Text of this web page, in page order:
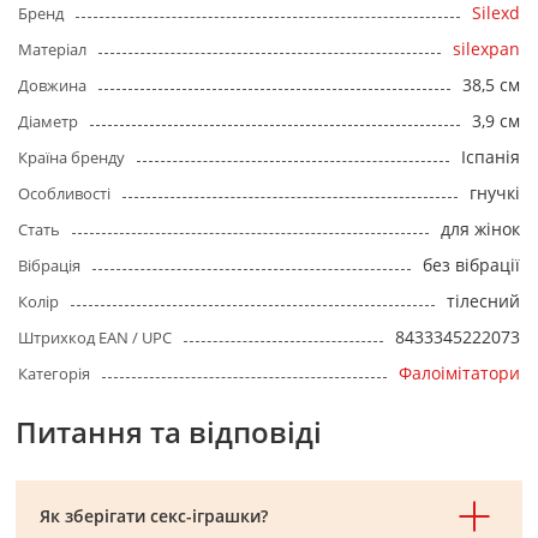
Бренд Silexd
Матеріал silexpan
Довжина 38,5 см
Діаметр 3,9 см
Країна бренду Іспанія
Особливості гнучкі
Стать для жінок
Вібрація без вібрації
Колір тілесний
Штрихкод EAN / UPC 8433345222073
Категорія Фалоімітатори
Питання та відповіді
Як зберігати секс-іграшки?